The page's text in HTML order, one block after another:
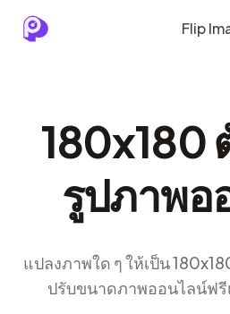
Flip
180x180
รูปภาพอ
แปลงภาพใด ๆ ให้เป็น
ปรับขนาดภาพออนไลน์ฟ